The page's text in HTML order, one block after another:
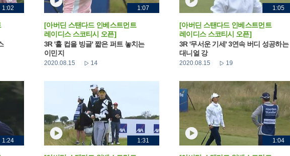
1:02 1:07
[아버딘 스탠다드 인베스트먼트
레이디스 스코티시 오픈]
3R '홀 컵을 빙글' 짧은 퍼트 놓치는
이민지
2020.08.15 14
1:05
[아버딘 스탠다드 인베스트먼트
레이디스 스코티시 오픈]
3R '무서운 기세' 3연속 버디 성공하는
대니얼 강
2020.08.15 19
1:24 1:31 1:04